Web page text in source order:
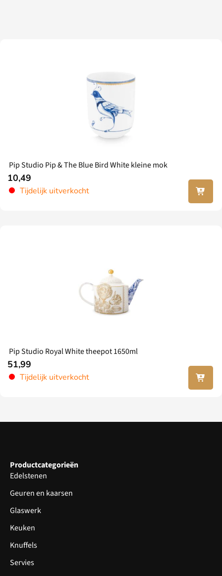
Pip Studio Pip & The Blue Bird White kleine mok
10,49
Tijdelijk uitverkocht
Lees
verder
Pip Studio Royal White theepot 1650ml
51,99
Tijdelijk uitverkocht
Lees
verder
Productcategorieën
Edelstenen
Geuren en kaarsen
Glaswerk
Keuken
Knuffels
Servies